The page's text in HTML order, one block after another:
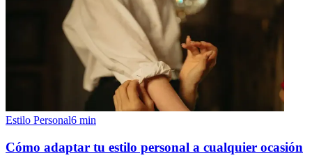
Estilo Personal6 min
Cómo adaptar tu estilo personal a cualquier ocasión